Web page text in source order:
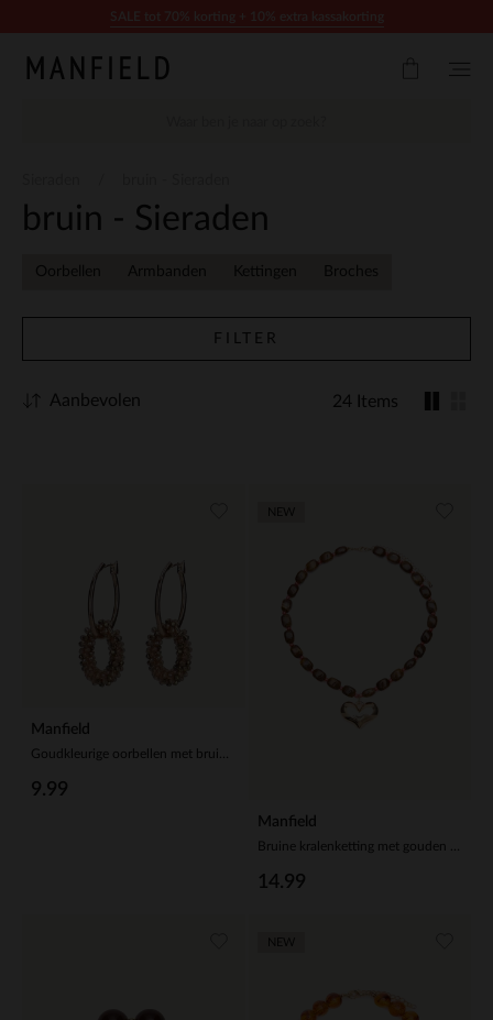
bruin - Sieraden
Oorbellen Armbanden Kettingen Broches
FILTER
24 Items
Aanbevolen
Manfield
9.99
Manfield
14.99